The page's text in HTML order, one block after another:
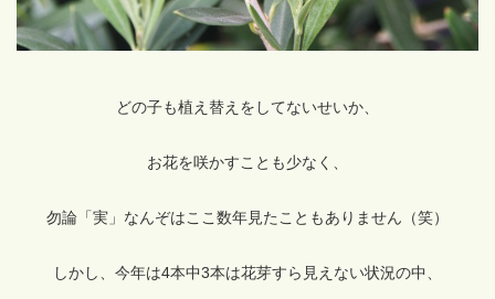
どの子も植え替えをしてないせいか、
お花を咲かすことも少なく、
勿論「実」なんぞはここ数年見たこともありません（笑）
しかし、今年は4本中3本は花芽すら見えない状況の中、